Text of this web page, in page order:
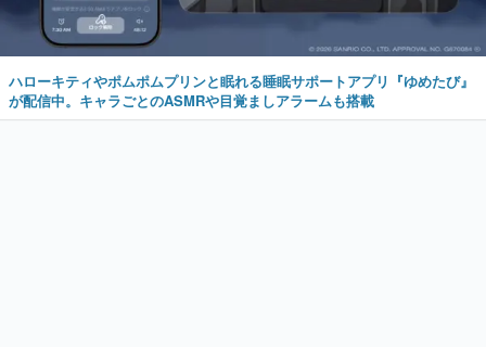
ハローキティやポムポムプリンと眠れる睡眠サポートアプリ『ゆめたび』
が配信中。キャラごとのASMRや目覚ましアラームも搭載